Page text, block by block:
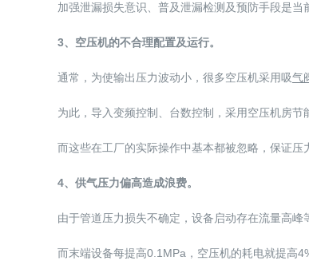
加强泄漏损失意识、普及泄漏检测及预防手段是
3、空压机的不合理配置及运行。
通常，为使输出压力波动小，很多空压机采用吸气
为此，导入变频控制、台数控制，采用空压机房节
而这些在工厂的实际操作中基本都被忽略，保证压
4、供气压力偏高造成浪费。
由于管道压力损失不确定，设备启动存在流量高
而末端设备每提高0.1MPa，空压机的耗电就提高